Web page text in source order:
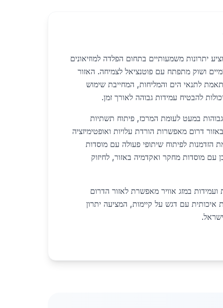
יתרונות משמעותיים בתחום הפלדה למוזיאונים
ושוק מתפתח עם פוטנציאל לצמיחה. האזור
לתנאי הים והמליחות, המחייבת שימוש
להבטיח עמידות גבוהה לאורך זמן.
במעט לעומת המרכז, פיתוח תשתיות
באזור דרום מאפשרות הורדת עלויות ואופטימיזציה
הזדמנות לפיתוח שיתופי פעולה עם מוסדות
עם מוסדות מחקר ואקדמיה באזור, לחיזוק
במזג אוויר מאפשרת לאזור הדרום
עם דגש על קיימות, המציעה יתרון